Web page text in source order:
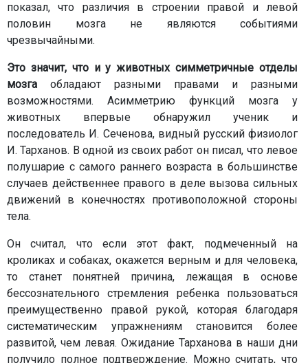
показал, что различия в строении правой и левой
половин мозга не являются событиями
чрезвычайными.
Это значит, что и у животных симметричные отделы
мозга обладают разными правами и разными
возможностями. Асимметрию функций мозга у
животных впервые обнаружил ученик и
последователь И. Сеченова, видный русский физиолог
И. Тарханов. В одной из своих работ он писал, что левое
полушарие с самого раннего возраста в большинстве
случаев действеннее правого в деле вызова сильных
движений в конечностях противоположной стороны
тела.
Он считал, что если этот факт, подмеченный на
кроликах и собаках, окажется верным и для человека,
то станет понятней причина, лежащая в основе
бессознательного стремления ребенка пользоваться
преимущественно правой рукой, которая благодаря
систематическим упражнениям становится более
развитой, чем левая. Ожидание Тарханова в наши дни
получило полное подтверждение. Можно считать, что